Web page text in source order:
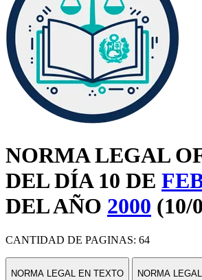
NORMA LEGAL
DEL DÍA 10 DE
DEL AÑO 2000 (10/
CANTIDAD DE PAGINAS: 64
NORMA LEGAL EN TEXTO NORMA